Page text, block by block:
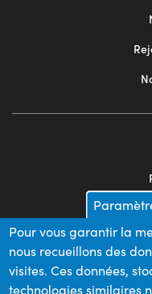
2
Pour vous garantir la
nous recueillons des
visites. Ces données,
technologies similaires